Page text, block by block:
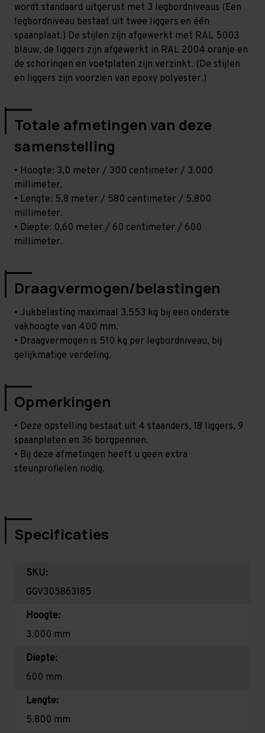
wordt standaard uitgerust met 3 legbordniveaus (Een
legbordniveau bestaat uit twee liggers en één
spaanplaat.) De stijlen zijn afgewerkt met RAL 5003
blauw, de liggers zijn afgewerkt in RAL 2004 oranje en
de schoringen en voetplaten zijn verzinkt. (De stijlen
en liggers zijn voorzien van epoxy polyester.)
Totale afmetingen van deze
samenstelling
• Hoogte: 3,0 meter / 300 centimeter / 3.000
millimeter.
• Lengte: 5,8 meter / 580 centimeter / 5.800
millimeter.
• Diepte: 0,60 meter / 60 centimeter / 600
millimeter.
Draagvermogen/belastingen
• Jukbelasting maximaal 3.553 kg bij een onderste
vakhoogte van 400 mm.
• Draagvermogen is 510 kg per legbordniveau, bij
gelijkmatige verdeling.
Opmerkingen
• Deze opstelling bestaat uit 4 staanders, 18 liggers, 9
spaanplaten en 36 borgpennen.
• Bij deze afmetingen heeft u geen extra
steunprofielen nodig.
Specificaties
SKU:
GGV305863185
Hoogte:
3.000 mm
Diepte:
600 mm
Lengte:
5.800 mm